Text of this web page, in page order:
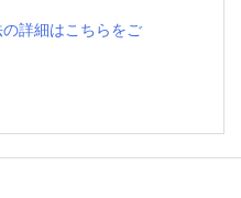
詳細はこちらをご